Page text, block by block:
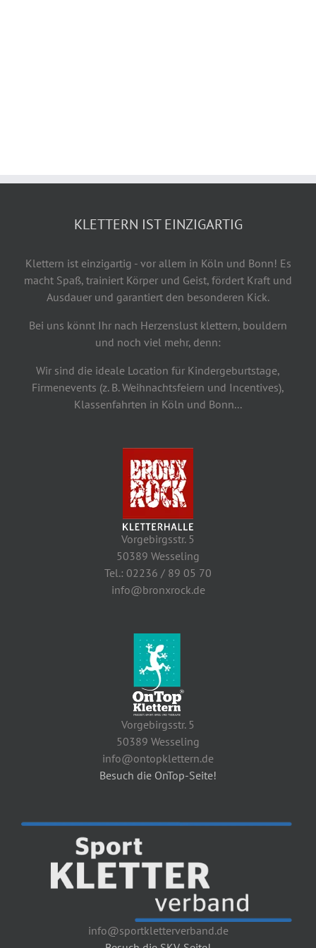
KLETTERN IST EINZIGARTIG
Klettern ist einzigartig - vor allem in Köln und Bonn! Es
macht Spaß, trainiert Körper und Geist, fördert Kraft und
Ausdauer und garantiert den besonderen Kick.
Bei uns könnt Ihr nach Herzenslust klettern, bouldern
und noch viel mehr, denn:
Wir sind die ideale Location für Kindergeburtstage,
Firmenevents (z. B. Weihnachtsfeiern und Incentives),
Klassenfahrten in Köln und Bonn...
Vorgebirgsstr. 5
50389 Wesseling
Tel.: 02236 / 89 05 70
info@bronxrock.de
Vorgebirgsstr. 5
50389 Wesseling
info@ontopklettern.de
Besuch die OnTop-Seite!
info@sportkletterverband.de